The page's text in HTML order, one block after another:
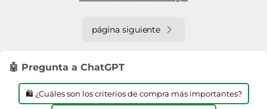
página siguiente
🤖 Pregunta a ChatGPT
🛍️ ¿Cuáles son los criterios de compra más importantes?